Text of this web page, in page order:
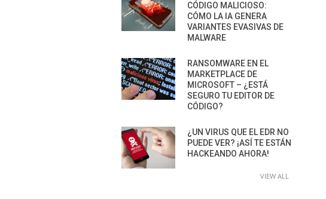
CÓDIGO MALICIOSO:
CÓMO LA IA GENERA
VARIANTES EVASIVAS DE
MALWARE
RANSOMWARE EN EL
MARKETPLACE DE
MICROSOFT – ¿ESTÁ
SEGURO TU EDITOR DE
CÓDIGO?
¿UN VIRUS QUE EL EDR NO
PUEDE VER? ¡ASÍ TE ESTÁN
HACKEANDO AHORA!
VIEW ALL